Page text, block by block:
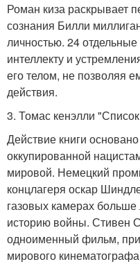
Роман киза раскрывает
сознания Билли
личностью. 24
интеллекту и
его телом, не позволяя
действия.
3. Томас кенэлли
Действие книги
оккупированной
мировой. Немецкий
концлагеря оскар
газовых камерах
историю войны. Стивен
одноименный фильм,
мирового